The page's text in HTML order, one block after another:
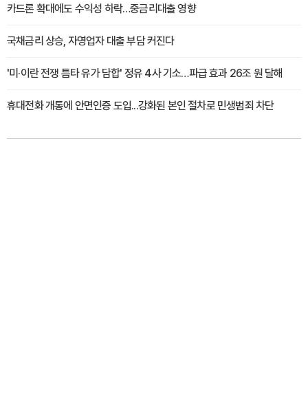
카드론 확대에도 수익성 하락…중금리대출 영향
국채금리 상승, 자영업자 대출 부담 커진다
'미·이란 전쟁 틈타 유가 담합' 정유 4사 기소…파급 효과 26조 원 달해
휴대전화 개통에 안면인증 도입...강화된 본인 절차로 민생범죄 차단